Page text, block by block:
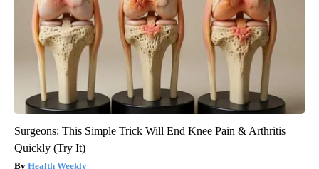
Surgeons: This Simple Trick Will End Knee Pain & Arthritis
Quickly (Try It)
Health Weekly